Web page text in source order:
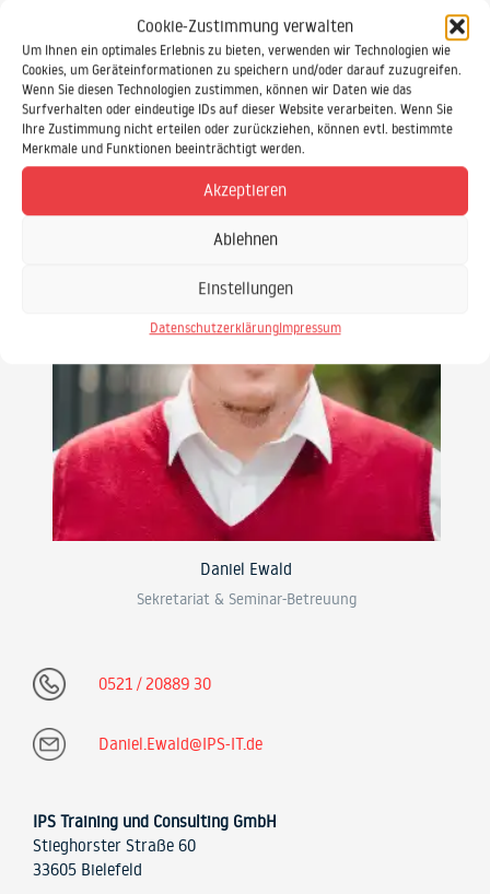
Cookie-Zustimmung verwalten
Um Ihnen ein optimales Erlebnis zu bieten, verwenden wir Technologien wie
Cookies, um Geräteinformationen zu speichern und/oder darauf zuzugreifen.
Wenn Sie diesen Technologien zustimmen, können wir Daten wie das
Surfverhalten oder eindeutige IDs auf dieser Website verarbeiten. Wenn Sie
Ihre Zustimmung nicht erteilen oder zurückziehen, können evtl. bestimmte
Merkmale und Funktionen beeinträchtigt werden.
Akzeptieren
Ablehnen
Einstellungen
DatenschutzerklärungImpressum
Daniel Ewald
Sekretariat & Seminar-Betreuung
0521 / 20889 30
Daniel.Ewald@IPS-IT.de
IPS Training und Consulting GmbH
Stieghorster Straße 60
33605 Bielefeld